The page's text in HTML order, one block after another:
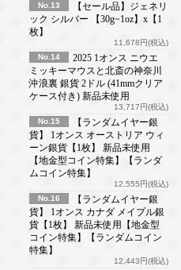
No.13
【セール品】ジェネリ
ック シルバー 【30g~1oz】x【1
枚】
11,678円(税込)
No.14
2025 1オンス ニウエ
ミッキーマウスと北斎の神奈川
沖浪裏 銀貨 2ドル (41mmクリア
ケース付き) 新品未使用
13,717円(税込)
No.15
【ランダムイヤー銀
貨】 1オンス オーストリア ウィ
ーン銀貨【1枚】 新品未使用
【地金型コイン特集】【ランダ
ムコイン特集】
12,555円(税込)
No.16
【ランダムイヤー銀
貨】 1オンス カナダ メイプル銀
貨【1枚】 新品未使用【地金型
コイン特集】【ランダムコイン
特集】
12,443円(税込)